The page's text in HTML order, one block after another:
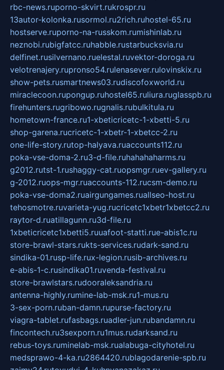
rbc-news.ruporno-skvirt.rukrospr.ru
13autor-kolonka.rusormol.ru2rich.ruhostel-65.ru
hostserve.ruporno-na-russkom.rumishinlab.ru
neznobi.rubigfatcc.ruhabble.rustarbucksvia.ru
delfinet.rusilvernano.ruelestal.ruvektor-doroga.ru
velotrenajery.rupronso54.rulenasever.rulovinskix.ru
show-pets.rusmartnews03.rudiscofoxworld.ru
miraclecoon.rupongup.ruhostel65.ruliura.ruglasspb.ru
firehunters.rugribowo.rugnalis.rubulkitula.ru
hometown-france.ru1-xbeticricetc-1-xbetti-5.ru
shop-garena.rucricetc-1-xbetr-1-xbetcc-2.ru
one-life-story.rutop-halyava.ruaccounts112.ru
poka-vse-doma-2.ru3-d-file.ruhahahaharms.ru
g2012.rutst-1.rushaggy-cat.ruopsmgr.ruev-gallery.ru
g-2012.ruops-mgr.ruaccounts-112.rucsm-demo.ru
poka-vse-doma2.ruairgungames.ruallseo-host.ru
tehosmotre.ruvarieta-yug.rucricetc1xbetr1xbetcc2.ru
raytor-d.ruatillagunn.ru3d-file.ru
1xbeticricetc1xbetti5.ruuafoot-statti.rue-abis1c.ru
store-brawl-stars.rukts-services.rudark-sand.ru
sindika-01.rusp-life.rux-legion.rusib-archives.ru
e-abis-1-c.rusindika01.ruvenda-festival.ru
store-brawlstars.rudooraleksandria.ru
antenna-highly.rumine-lab-msk.ru1-mus.ru
3-sex-porn.ruban-damn.rupurse-factory.ru
viagra-tablet.rufasbags.ruadler-jun.rubandamn.ru
fincontech.ru3sexporn.ru1mus.rudarksand.ru
rebus-toys.ruminelab-msk.rualabuga-cityhotel.ru
medsprawo-4-ka.ru2864420.rublagodarenie-spb.ru